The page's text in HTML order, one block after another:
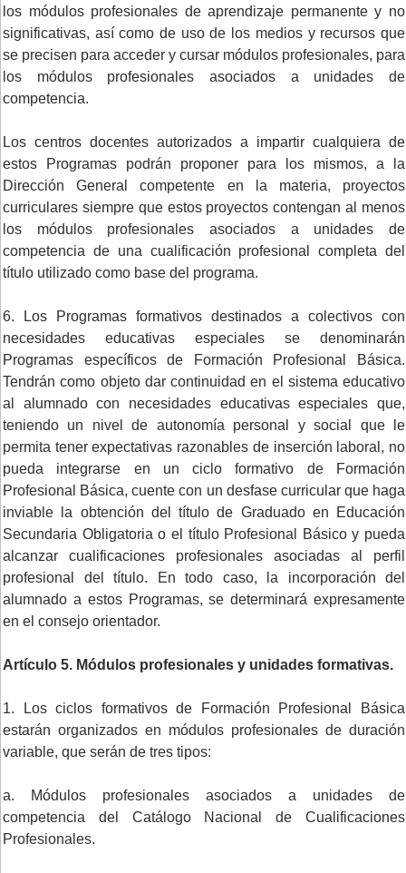
los módulos profesionales de aprendizaje permanente y no
significativas, así como de uso de los medios y recursos que
se precisen para acceder y cursar módulos profesionales, para
los módulos profesionales asociados a unidades de
competencia.
Los centros docentes autorizados a impartir cualquiera de
estos Programas podrán proponer para los mismos, a la
Dirección General competente en la materia, proyectos
curriculares siempre que estos proyectos contengan al menos
los módulos profesionales asociados a unidades de
competencia de una cualificación profesional completa del
título utilizado como base del programa.
6. Los Programas formativos destinados a colectivos con
necesidades educativas especiales se denominarán
Programas específicos de Formación Profesional Básica.
Tendrán como objeto dar continuidad en el sistema educativo
al alumnado con necesidades educativas especiales que,
teniendo un nivel de autonomía personal y social que le
permita tener expectativas razonables de inserción laboral, no
pueda integrarse en un ciclo formativo de Formación
Profesional Básica, cuente con un desfase curricular que haga
inviable la obtención del título de Graduado en Educación
Secundaria Obligatoria o el título Profesional Básico y pueda
alcanzar cualificaciones profesionales asociadas al perfil
profesional del título. En todo caso, la incorporación del
alumnado a estos Programas, se determinará expresamente
en el consejo orientador.
Artículo 5. Módulos profesionales y unidades formativas.
1. Los ciclos formativos de Formación Profesional Básica
estarán organizados en módulos profesionales de duración
variable, que serán de tres tipos:
a. Módulos profesionales asociados a unidades de
competencia del Catálogo Nacional de Cualificaciones
Profesionales.